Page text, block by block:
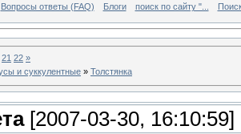
Вопросы ответы (FAQ) Блоги поиск по сайту "...
21 22 »
и суккулентные » Толстянка
[2007-03-30, 16:10:59]